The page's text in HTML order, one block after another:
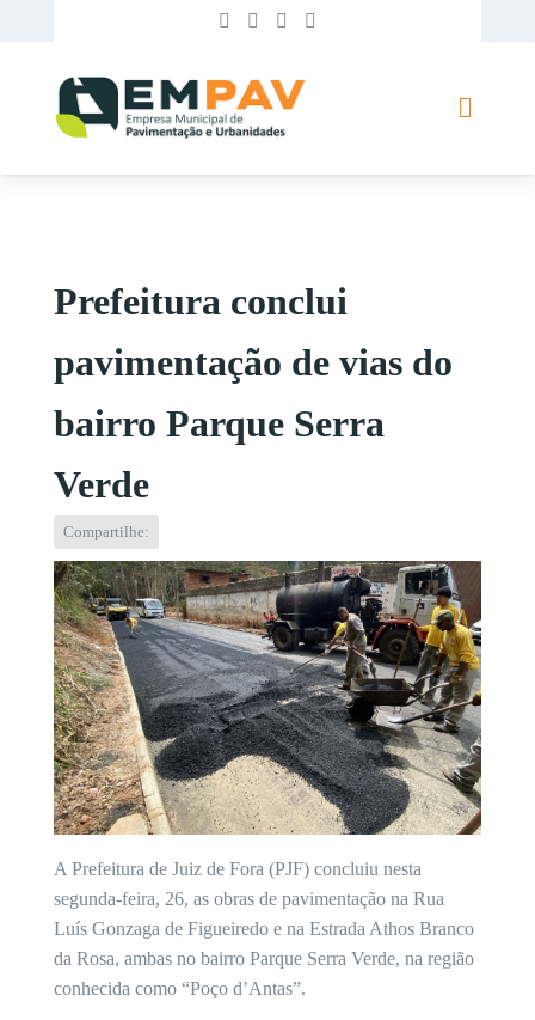
Prefeitura conclui
pavimentação de vias do
bairro Parque Serra
Verde
Compartilhe:
A Prefeitura de Juiz de Fora (PJF) concluiu nesta
segunda-feira, 26, as obras de pavimentação na Rua
Luís Gonzaga de Figueiredo e na Estrada Athos Branco
da Rosa, ambas no bairro Parque Serra Verde, na região
conhecida como “Poço d’Antas”.